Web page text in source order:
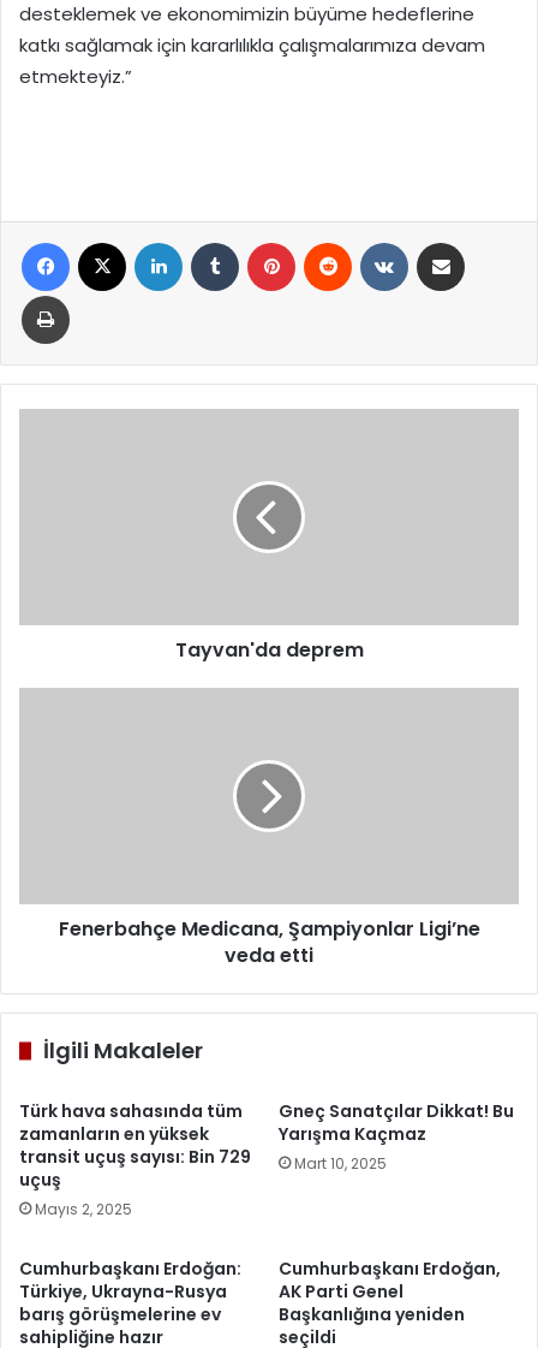
desteklemek ve ekonomimizin büyüme hedeflerine
katkı sağlamak için kararlılıkla çalışmalarımıza devam
etmekteyiz.”
Facebook LinkedIn Tumblr Pinterest Reddit VKontakte
Yazdır
Tayvan'da deprem
Fenerbahçe Medicana, Şampiyonlar Ligi’ne
veda etti
İlgili Makaleler
Türk hava sahasında tüm
zamanların en yüksek
transit uçuş sayısı: Bin 729
uçuş
Mayıs 2, 2025
Gneç Sanatçılar Dikkat! Bu
Yarışma Kaçmaz
Mart 10, 2025
Cumhurbaşkanı Erdoğan:
Türkiye, Ukrayna-Rusya
barış görüşmelerine ev
sahipliğine hazır
Cumhurbaşkanı Erdoğan,
AK Parti Genel
Başkanlığına yeniden
seçildi